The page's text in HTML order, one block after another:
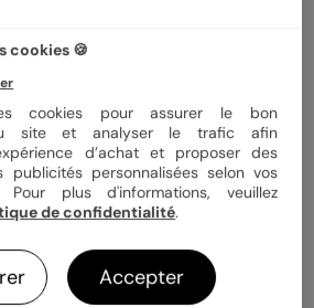
Parents
12x17 cm
Papier Satiné
1 carte
cookies 🍪
cookies pour assurer le bon
site et analyser le trafic afin
d’achat et proposer des
publicités personnalisées selon vos
Pour plus d'informations, veuillez
de confidentialité.
Accepter